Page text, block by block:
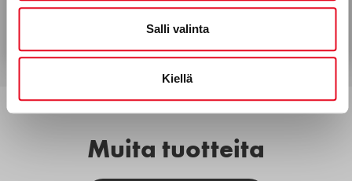
Salli valinta
Kiellä
Lomakkeeseen
Muita tuotteita